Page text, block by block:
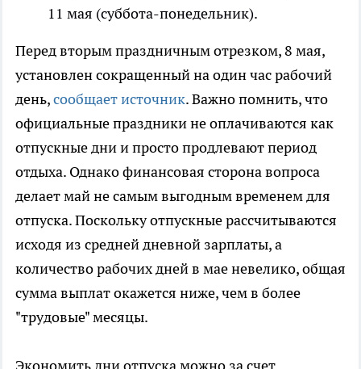
11 мая (суббота-понедельник).
Перед вторым праздничным отрезком, 8 мая,
установлен сокращенный на один час рабочий
день,сообщает источник. Важно помнить, что
официальные праздники не оплачиваются как
отпускные дни и просто продлевают период
отдыха. Однако финансовая сторона вопроса
делает май не самым выгодным временем для
отпуска. Поскольку отпускные рассчитываются
исходя из средней дневной зарплаты, а
количество рабочих дней в мае невелико, общая
сумма выплат окажется ниже, чем в более
"трудовые" месяцы.